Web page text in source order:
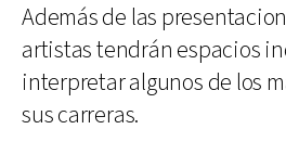
Además de las
artistas tendrán espacios
interpretar algunos de los
sus carreras.